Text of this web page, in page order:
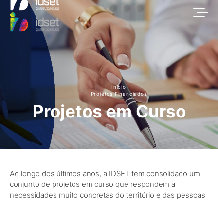
Início
Projetos Financiados
Projetos em Curso
Ao longo dos últimos anos, a IDSET tem consolidado um
conjunto de projetos em curso que respondem a
necessidades muito concretas do território e das pessoas